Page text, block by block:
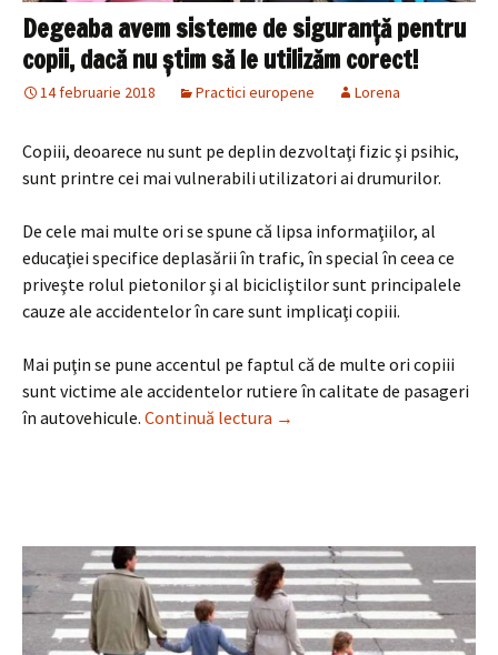
Degeaba avem sisteme de siguranţă pentru
copii, dacă nu ştim să le utilizăm corect!
14 februarie 2018 Practici europene Lorena
Copiii, deoarece nu sunt pe deplin dezvoltaţi fizic şi psihic,
sunt printre cei mai vulnerabili utilizatori ai drumurilor.
De cele mai multe ori se spune că lipsa informaţiilor, al
educaţiei specifice deplasării în trafic, în special în ceea ce
priveşte rolul pietonilor şi al bicicliştilor sunt principalele
cauze ale accidentelor în care sunt implicaţi copiii.
Mai puţin se pune accentul pe faptul că de multe ori copiii
sunt victime ale accidentelor rutiere în calitate de pasageri
în autovehicule. Continuă lectura Degeaba avem sisteme de
→